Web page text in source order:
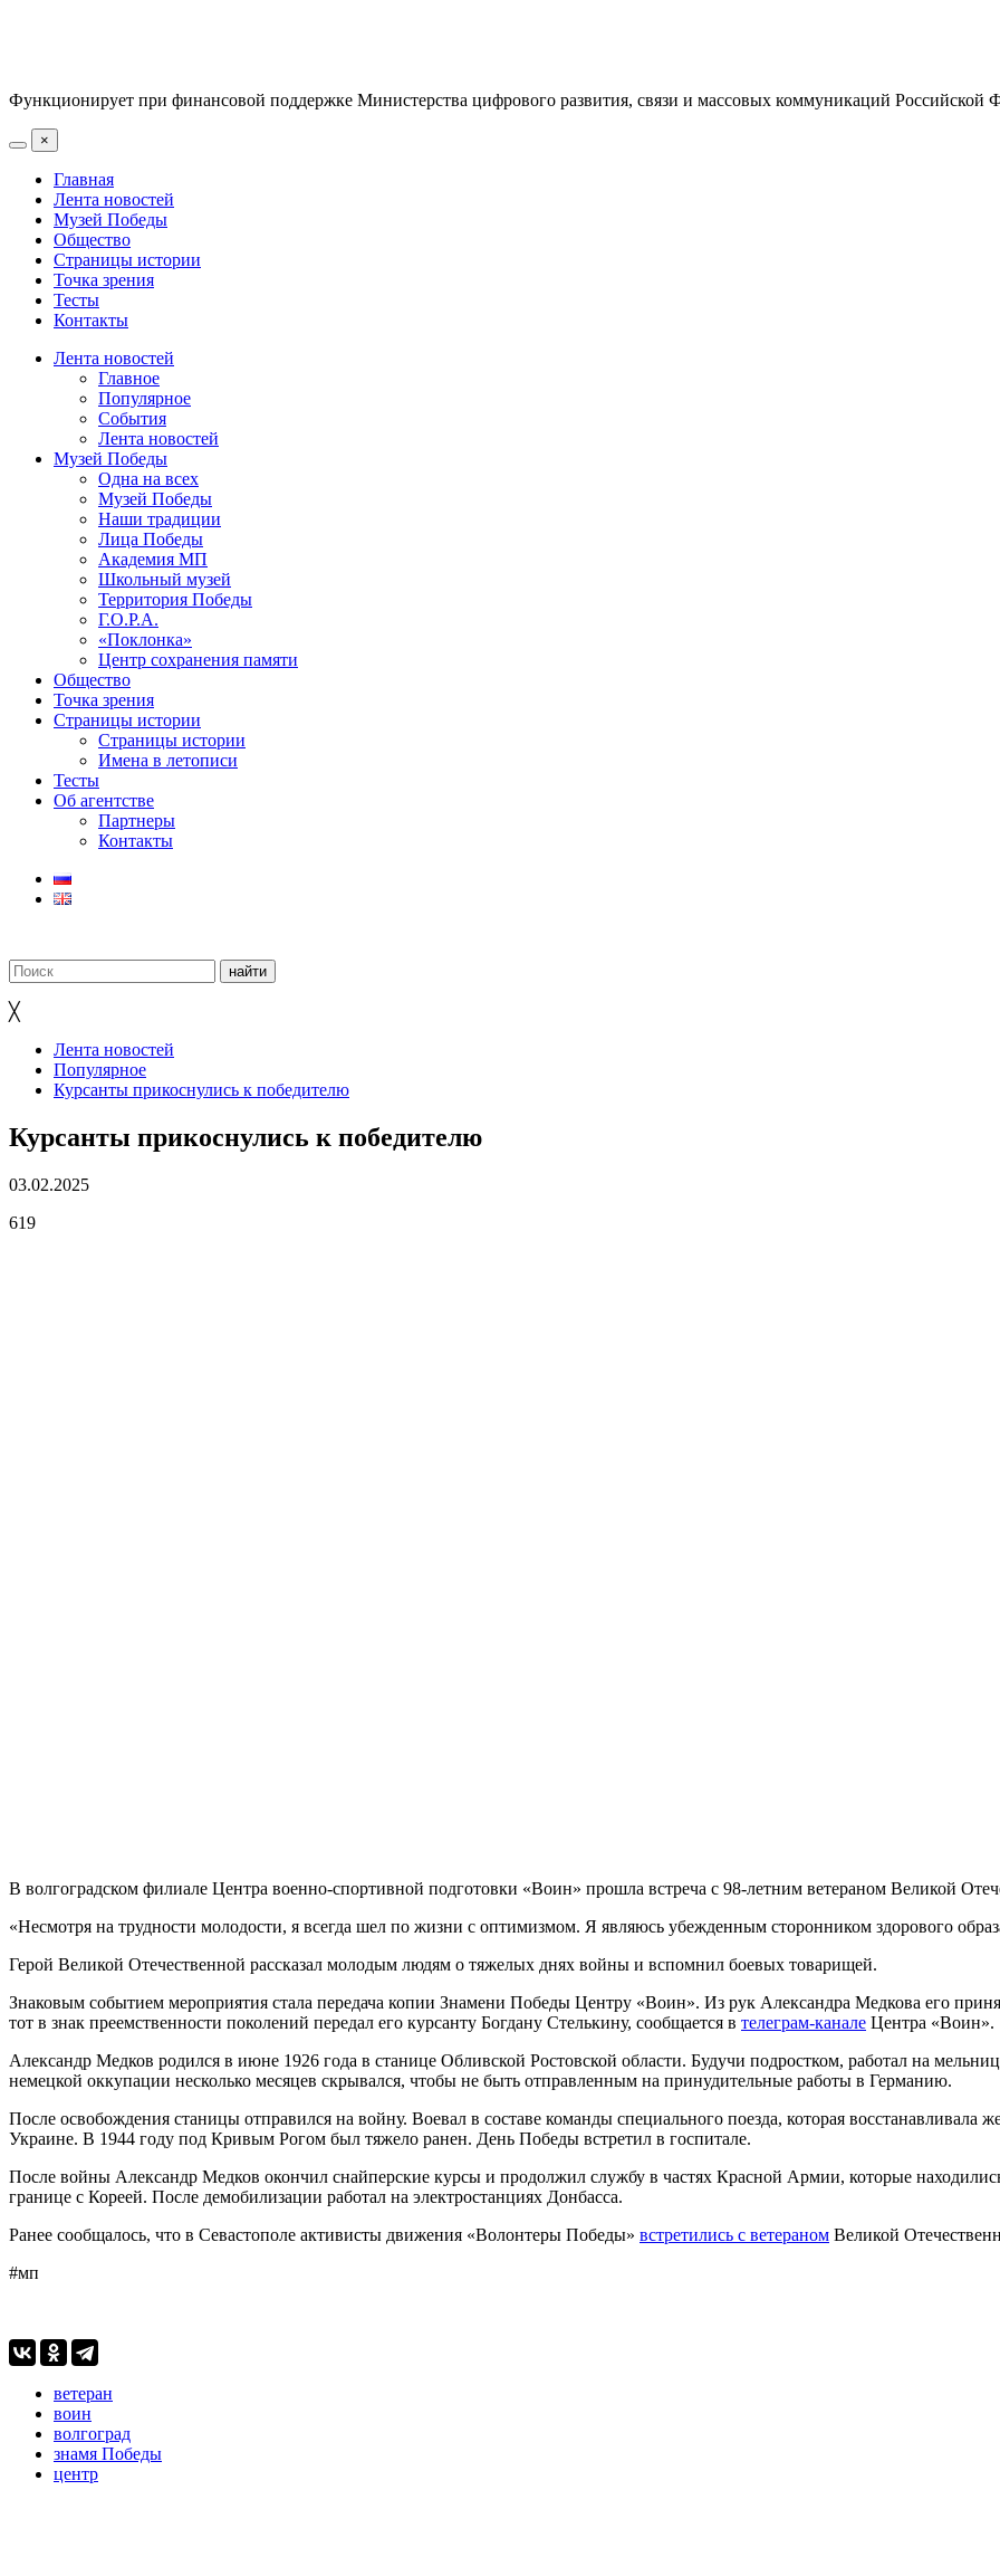
Функционирует при финансовой поддержке Министерства цифрового развития, связи и массовых коммуникаций Российской
×
Главная
Лента новостей
Музей Победы
Общество
Страницы истории
Точка зрения
Тесты
Контакты
Лента новостей
Главное
Популярное
События
Лента новостей
Музей Победы
Одна на всех
Музей Победы
Наши традиции
Лица Победы
Академия МП
Школьный музей
Территория Победы
Г.О.Р.А.
«Поклонка»
Центр сохранения памяти
Общество
Точка зрения
Страницы истории
Страницы истории
Имена в летописи
Тесты
Об агентстве
Партнеры
Контакты
╳
Лента новостей
Популярное
Курсанты прикоснулись к победителю
Курсанты прикоснулись к победителю
03.02.2025
619
В волгоградском филиале Центра военно-спортивной подготовки «Воин» прошла встреча с 98-летним ветераном Великой
«Несмотря на трудности молодости, я всегда шел по жизни с оптимизмом. Я являюсь убежденным сторонником здорового
Герой Великой Отечественной рассказал молодым людям о тяжелых днях войны и вспомнил боевых товарищей.
Знаковым событием мероприятия стала передача копии Знамени Победы Центру «Воин». Из рук Александра Медкова его
тот в знак преемственности поколений передал его курсанту Богдану Стелькину, сообщается в телеграм-канале Центра «Воин».
Александр Медков родился в июне 1926 года в станице Обливской Ростовской области. Будучи подростком, работал на
немецкой оккупации несколько месяцев скрывался, чтобы не быть отправленным на принудительные работы в Германию.
После освобождения станицы отправился на войну. Воевал в составе команды специального поезда, которая восстанавливала
Украине. В 1944 году под Кривым Рогом был тяжело ранен. День Победы встретил в госпитале.
После войны Александр Медков окончил снайперские курсы и продолжил службу в частях Красной Армии, которые
границе с Кореей. После демобилизации работал на электростанциях Донбасса.
Ранее сообщалось, что в Севастополе активисты движения «Волонтеры Победы» встретились с ветераном Великой
#мп
ветеран
воин
волгоград
знамя Победы
центр